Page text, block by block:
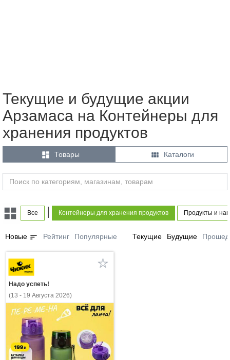
Текущие и будущие акции
Арзамаса на Контейнеры для
хранения продуктов
 Товары  Каталоги
Все Контейнеры для хранения продуктов Продукты и
Новые sort Рейтинг Популярные Текущие Будущие
Надо успеть!
(13 - 19 Августа 2026)